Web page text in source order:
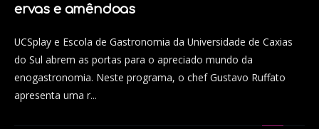
ervas e amêndoas
UCSplay e Escola de Gastronomia da Universidade de Caxias
do Sul abrem as portas para o apreciado mundo da
enogastronomia. Neste programa, o chef Gustavo Ruffato
apresenta uma r...